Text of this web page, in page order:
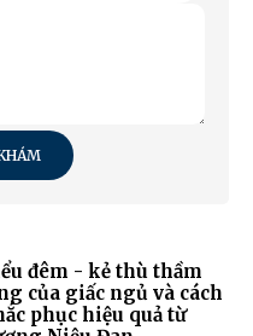
đêm - kẻ thù thầm
của giấc ngủ và cách
phục hiệu quả từ